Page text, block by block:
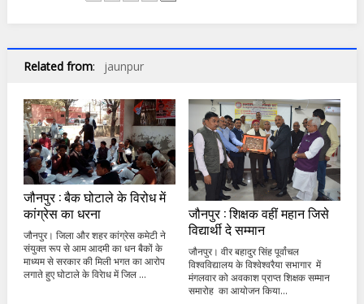
Related from: jaunpur
जौनपुर : बैक घोटाले के विरोध में
कांग्रेस का धरना
जौनपुर। जिला और शहर कांग्रेस कमेटी ने
संयुक्त रूप से आम आदमी का धन बैकों के
माध्यम से सरकार की मिली भगत का आरोप
लगाते हुए घोटाले के विरेाध में जिल ...
जौनपुर : शिक्षक वहीं महान जिसे
विद्यार्थी दे सम्मान
जौनपुर। वीर बहादुर सिंह पूर्वांचल
विश्वविद्यालय के विश्वेश्वरैया सभागार में
मंगलवार को अवकाश प्राप्त शिक्षक सम्मान
समारोह का आयोजन किया...